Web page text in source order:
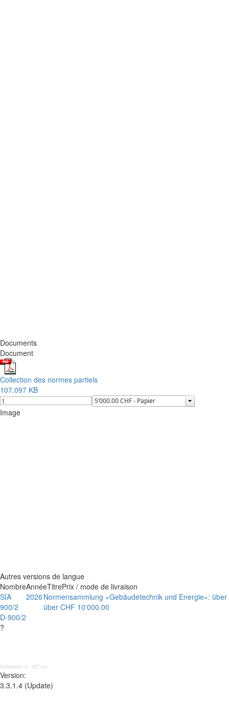
Documents
Document
Collection des normes partiels
107.097 KB
Image
Autres versions de langue
NombreAnnéeTitrePrix / mode de livraison
SIA
900/2
D-900/2
?
2026 Normensammlung «Gebäudetechnik und Energie»:
über CHF 10'000.00
Aufbereitet in: 322 ms;
Version:
3.3.1.4 (Update)